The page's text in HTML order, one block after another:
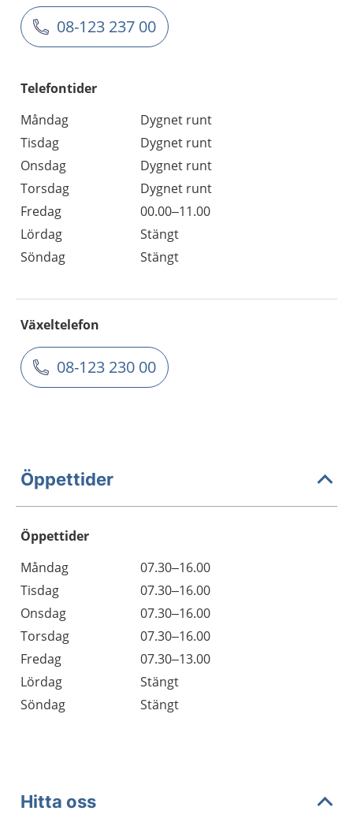
08-123 237 00
Telefontider
Måndag
Dygnet runt
Tisdag
Dygnet runt
Onsdag
Dygnet runt
Torsdag
Dygnet runt
Fredag
00.00–11.00
Lördag
Stängt
Söndag
Stängt
Växeltelefon
08-123 230 00
Öppettider
Öppettider
Dag
Öppettider
Kommentarer
Måndag
07.30–16.00
Tisdag
07.30–16.00
Onsdag
07.30–16.00
Torsdag
07.30–16.00
Fredag
07.30–13.00
Lördag
Stängt
Söndag
Stängt
Hitta oss